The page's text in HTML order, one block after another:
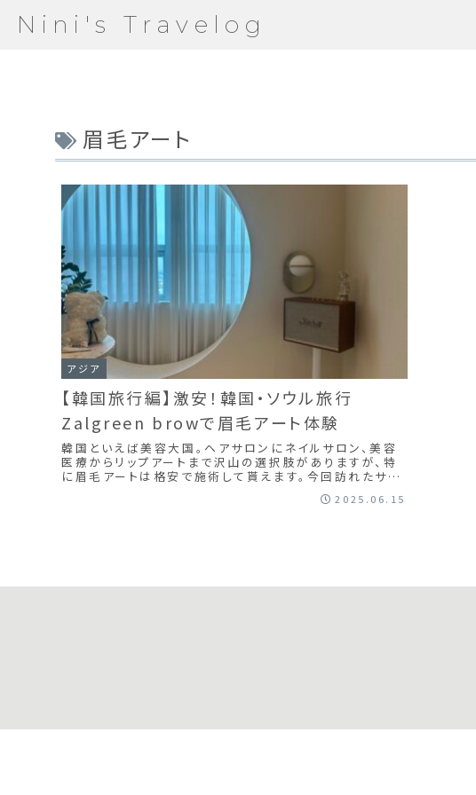
Nini's Travelog
眉毛アート
アジア
【韓国旅行編】激安！韓国・ソウル旅行
Zalgreen browで眉毛アート体験
韓国といえば美容大国。ヘアサロンにネイルサロン、美容
医療からリップアートまで沢山の選択肢がありますが、特
に眉毛アートは格安で施術して貰えます。今回訪れたサロ
2025.06.15